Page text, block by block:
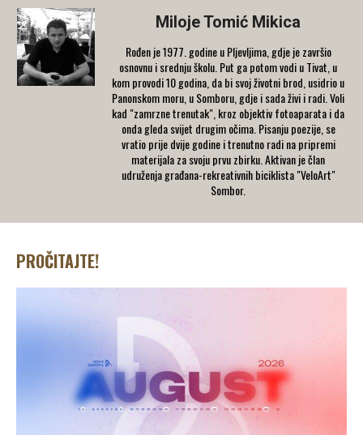
Miloje Tomić Mikica
Rođen je 1977. godine u Pljevljima, gdje je završio
osnovnu i srednju školu. Put ga potom vodi u Tivat, u
kom provodi 10 godina, da bi svoj životni brod, usidrio u
Panonskom moru, u Somboru, gdje i sada živi i radi. Voli
kad "zamrzne trenutak", kroz objektiv fotoaparata i da
onda gleda svijet drugim očima. Pisanju poezije, se
vratio prije dvije godine i trenutno radi na pripremi
materijala za svoju prvu zbirku. Aktivan je član
udruženja građana-rekreativnih biciklista "VeloArt"
Sombor.
PROČITAJTE!